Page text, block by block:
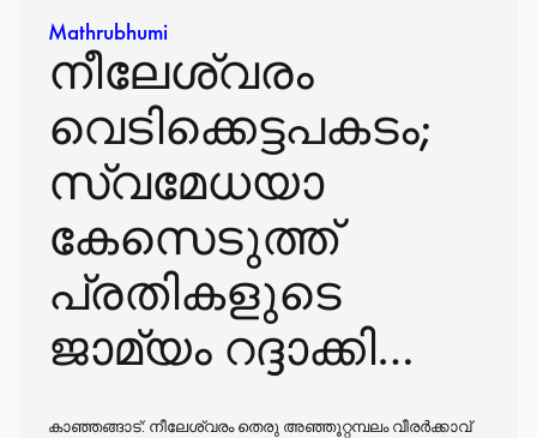
Mathrubhumi
നീലേശ്വരം
വെടിക്കെട്ടപകടം;
സ്വമേധയാ
കേസെടുത്ത്
പ്രതികളുടെ
ജാമ്യം റദ്ദാക്കി
ജില്ലാകോടതി
കാഞ്ഞങ്ങാട്: നീലേശ്വരം തെരു അഞ്ഞൂറ്റമ്പലം വീരർക്കാവ്